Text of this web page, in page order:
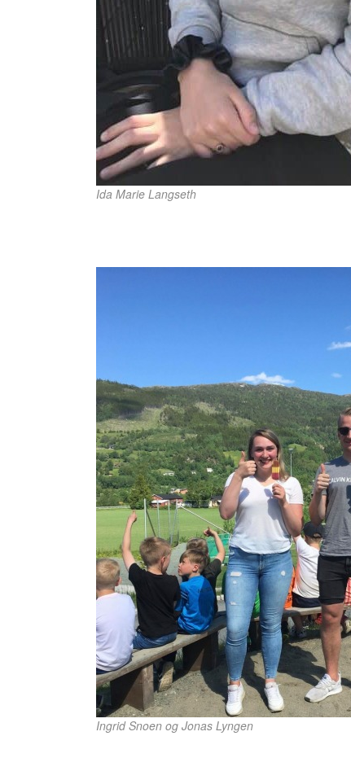
Ida Marie Langseth
Ingrid Snoen og Jonas Lyngen